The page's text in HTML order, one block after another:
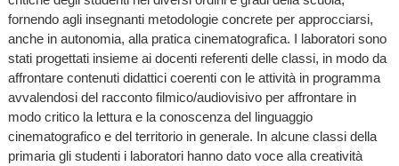
fornendo agli insegnanti metodologie concrete per approcciarsi,
anche in autonomia, alla pratica cinematografica. I laboratori sono
stati progettati insieme ai docenti referenti delle classi, in modo da
affrontare contenuti didattici coerenti con le attività in programma
avvalendosi del racconto filmico/audiovisivo per affrontare in
modo critico la lettura e la conoscenza del linguaggio
cinematografico e del territorio in generale. In alcune classi della
primaria gli studenti i laboratori hanno dato voce alla creatività